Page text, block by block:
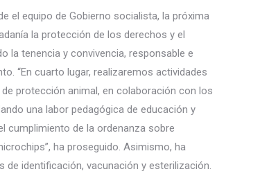
el equipo de Gobierno socialista, la próxima
la protección de los derechos y el
la tenencia y convivencia, responsable e
“En cuarto lugar, realizaremos actividades
protección animal, en colaboración con los
una labor pedagógica de educación y
cumplimiento de la ordenanza sobre
ha proseguido. Asimismo, ha
de identificación, vacunación y esterilización.